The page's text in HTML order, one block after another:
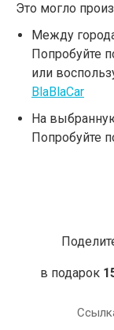
Это могло
Между
Попробуйте
или
BlaBlaCar
На
Попробуйте
в подарок